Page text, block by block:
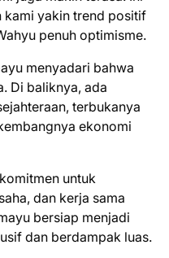
kami yakin trend positif
penuh optimisme.
menyadari bahwa
Di baliknya, ada
terbukanya
ekonomi
untuk
dan kerja sama
bersiap menjadi
dan berdampak luas.